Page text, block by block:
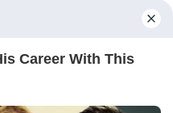
Pedoman Media Siber